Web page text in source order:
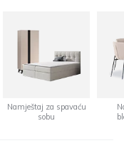
Namještaj za spavaću
sobu